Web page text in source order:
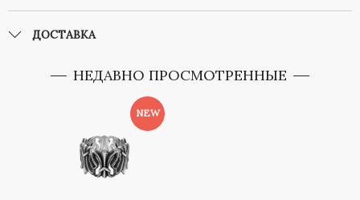
ДОСТАВКА
НЕДАВНО ПРОСМОТРЕННЫЕ